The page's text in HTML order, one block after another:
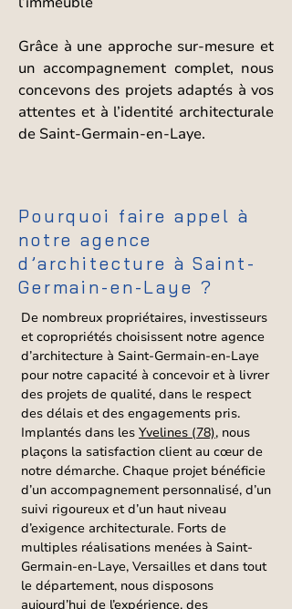
Grâce à une approche sur-mesure et
un accompagnement complet, nous
concevons des projets adaptés à vos
attentes et à l’identité architecturale
de Saint-Germain-en-Laye.
Pourquoi faire appel à
notre agence
d’architecture à Saint-
Germain-en-Laye ?
De nombreux propriétaires, investisseurs
et copropriétés choisissent notre agence
d’architecture à Saint-Germain-en-Laye
pour notre capacité à concevoir et à livrer
des projets de qualité, dans le respect
des délais et des engagements pris.
Implantés dans les Yvelines (78), nous
plaçons la satisfaction client au cœur de
notre démarche. Chaque projet bénéficie
d’un accompagnement personnalisé, d’un
suivi rigoureux et d’un haut niveau
d’exigence architecturale. Forts de
multiples réalisations menées à Saint-
Germain-en-Laye, Versailles et dans tout
le département, nous disposons
aujourd’hui de l’expérience, des